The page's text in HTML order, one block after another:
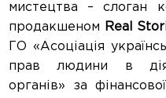
мистецтва – слоган
продакшеном
Real
ГО «Асоціація
прав людини в
органів» за